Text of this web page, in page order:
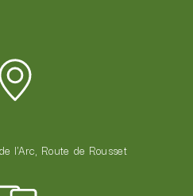
l'Arc, Route de Rousset